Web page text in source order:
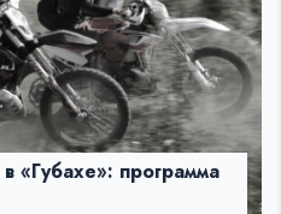
«Губахе»: программа